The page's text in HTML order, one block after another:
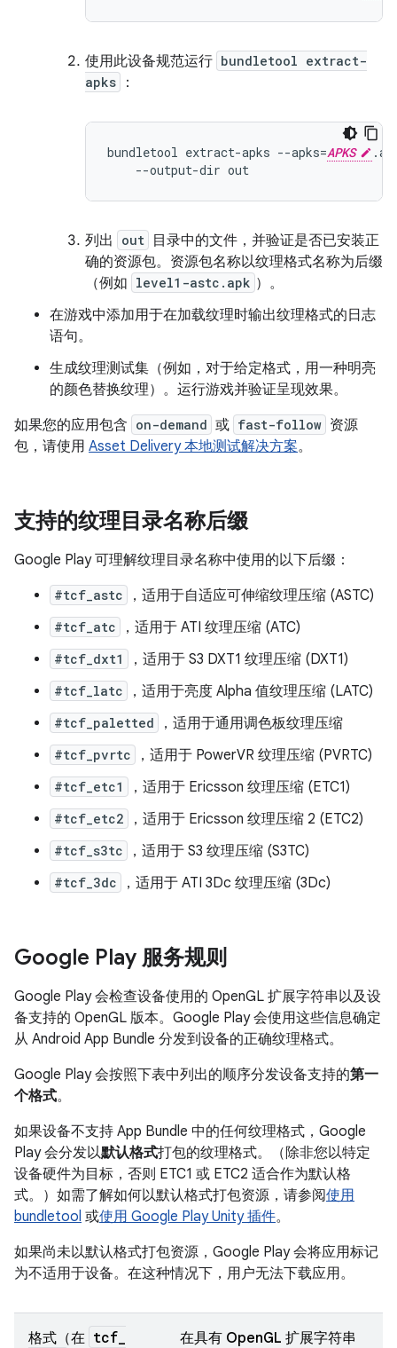
使用此设备规范运行 bundletool extract-
apks
：
bundletool extract-apks --apks=APKS
列出 out 目录中的文件，并验证是否已安装正
确的资源包。资源包名称以纹理格式名称为后缀
（例如 level1-astc.apk ）。
在游戏中添加用于在加载纹理时输出纹理格式的日志
语句。
生成纹理测试集（例如，对于给定格式，用一种明亮
的颜色替换纹理）。运行游戏并验证呈现效果。
如果您的应用包含 on-demand 或 fast-follow 资源
包，请使用 Asset Delivery 本地测试解决方案。
支持的纹理目录名称后缀
Google Play 可理解纹理目录名称中使用的以下后缀：
#tcf_astc ，适用于自适应可伸缩纹理压缩 (ASTC)
#tcf_atc ，适用于 ATI 纹理压缩 (ATC)
#tcf_dxt1 ，适用于 S3 DXT1 纹理压缩 (DXT1)
#tcf_latc ，适用于亮度 Alpha 值纹理压缩 (LATC)
#tcf_paletted ，适用于通用调色板纹理压缩
#tcf_pvrtc ，适用于 PowerVR 纹理压缩 (PVRTC)
#tcf_etc1 ，适用于 Ericsson 纹理压缩 (ETC1)
#tcf_etc2 ，适用于 Ericsson 纹理压缩 2 (ETC2)
#tcf_s3tc ，适用于 S3 纹理压缩 (S3TC)
#tcf_3dc ，适用于 ATI 3Dc 纹理压缩 (3Dc)
Google Play 服务规则
Google Play 会检查设备使用的 OpenGL 扩展字符串以及设
备支持的 OpenGL 版本。Google Play 会使用这些信息确定
从 Android App Bundle 分发到设备的正确纹理格式。
Google Play 会按照下表中列出的顺序分发设备支持的第一
个格式。
如果设备不支持 App Bundle 中的任何纹理格式，Google
Play 会分发以默认格式打包的纹理格式。（除非您以特定
设备硬件为目标，否则 ETC1 或 ETC2 适合作为默认格
式。）如需了解如何以默认格式打包资源，请参阅使用
bundletool 或使用 Google Play Unity 插件。
如果尚未以默认格式打包资源，Google Play 会将应用标记
为不适用于设备。在这种情况下，用户无法下载应用。
格式（在 tcf 在具有 OpenGL 扩展字符串